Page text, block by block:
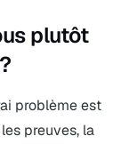
plutôt
problème est
preuves, la